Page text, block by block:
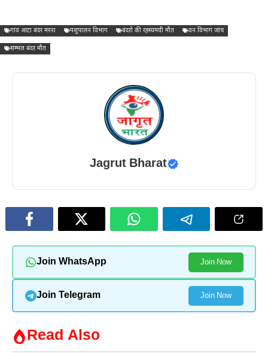
गांव आटा बंदर मरना पशुपालन विभाग बंदरों की रहस्यमयी मौत वन विभाग जांच
सम्भल बंदर मौत
Jagrut Bharat
Join WhatsApp Join Now
Join Telegram Join Now
Read Also